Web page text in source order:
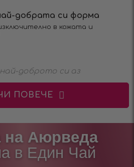
добрата си форма
в кожата и
доброто си аз
ПОВЕЧЕ
на Аюрведа
в Един Чай